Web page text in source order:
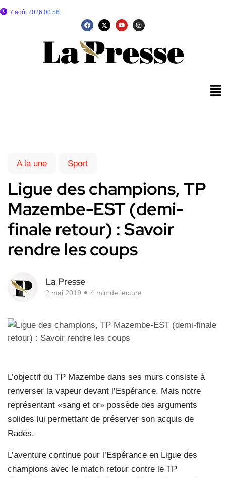
7 août 2026 00:56
A la une Sport
Ligue des champions, TP
Mazembe-EST (demi-
finale retour) : Savoir
rendre les coups
La Presse
2 mai 2019 4 min de lecture
L’objectif du TP Mazembe dans ses murs consiste à
renverser la vapeur devant l’Espérance. Mais notre
représentant «sang et or» possède des arguments
solides lui permettant de préserver son acquis de
Radès.
L’aventure continue pour l’Espérance en Ligue des
champions avec le match retour contre le TP